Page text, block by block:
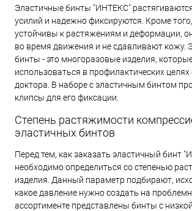
Эластичные бинты "ИНТЕКС"
усилий и надежно фиксируются. Кроме
устойчивы к растяжениям и деформации,
во время движения и не сдавливают кожу.
бинты - это многоразовые изделия,
использоваться в профилактических целях
доктора. В наборе с эластичным бинтом
клипсы для его фиксации.
Степень растяжимости
эластичных бинтов
Перед тем, как заказать эластичный бинт
необходимо определиться со степенью
изделия. Данный параметр подбирают,
какое давление нужно создать на
ассортименте представлены бинты с